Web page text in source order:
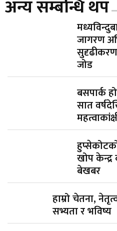
अन्य सम्बन्धि थप
जागरण
सुदृढीकरण
जोड
बसपार्क
सात
खोप
बेखबर
हाम्रो चेतना,
सभ्यता र भविष्य